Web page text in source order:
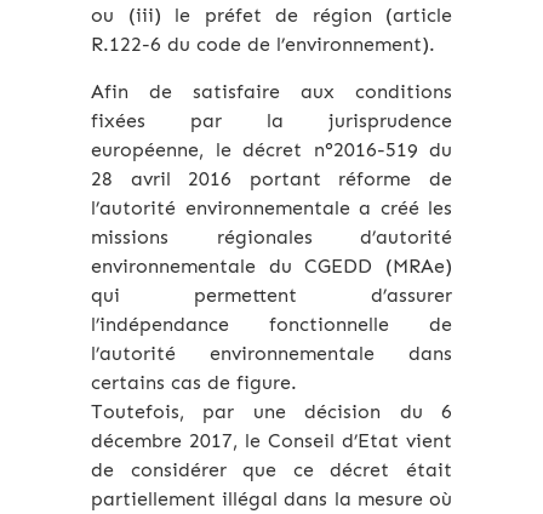
ou (iii) le préfet de région (article
R.122-6 du code de l’environnement).
Afin de satisfaire aux conditions
fixées par la jurisprudence
européenne, le décret n°2016-519 du
28 avril 2016 portant réforme de
l’autorité environnementale a créé les
missions régionales d’autorité
environnementale du CGEDD (MRAe)
qui permettent d’assurer
l’indépendance fonctionnelle de
l’autorité environnementale dans
certains cas de figure.
Toutefois, par une décision du 6
décembre 2017, le Conseil d’Etat vient
de considérer que ce décret était
partiellement illégal dans la mesure où